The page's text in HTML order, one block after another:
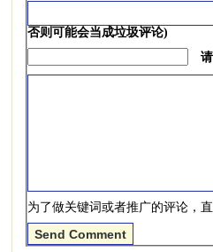
否则可能会当成垃圾评论)
为了做关键词或者推广的评论，